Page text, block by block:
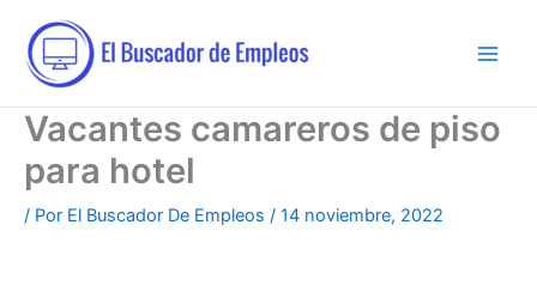
contenido
Vacantes camareros de piso
para hotel
/ Por El Buscador De Empleos / 14 noviembre, 2022